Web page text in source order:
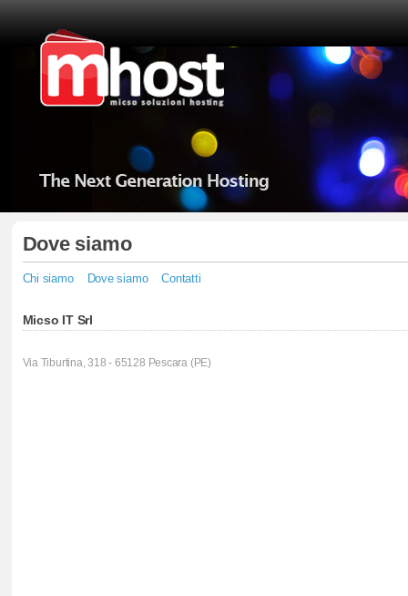
Dove siamo
Chi siamo Dove siamo Contatti
Micso IT Srl
Via Tiburtina, 318 - 65128 Pescara (PE)